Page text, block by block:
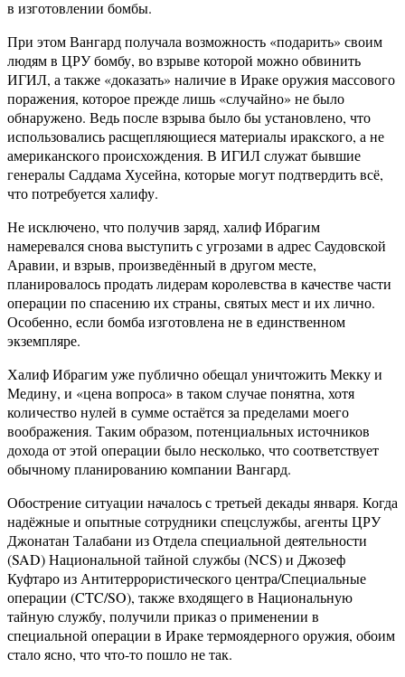
в изготовлении бомбы.
При этом Вангард получала возможность «подарить» своим
людям в ЦРУ бомбу, во взрыве которой можно обвинить
ИГИЛ, а также «доказать» наличие в Ираке оружия массового
поражения, которое прежде лишь «случайно» не было
обнаружено. Ведь после взрыва было бы установлено, что
использовались расщепляющиеся материалы иракского, а не
американского происхождения. В ИГИЛ служат бывшие
генералы Саддама Хусейна, которые могут подтвердить всё,
что потребуется халифу.
Не исключено, что получив заряд, халиф Ибрагим
намеревался снова выступить с угрозами в адрес Саудовской
Аравии, и взрыв, произведённый в другом месте,
планировалось продать лидерам королевства в качестве части
операции по спасению их страны, святых мест и их лично.
Особенно, если бомба изготовлена не в единственном
экземпляре.
Халиф Ибрагим уже публично обещал уничтожить Мекку и
Медину, и «цена вопроса» в таком случае понятна, хотя
количество нулей в сумме остаётся за пределами моего
воображения. Таким образом, потенциальных источников
дохода от этой операции было несколько, что соответствует
обычному планированию компании Вангард.
Обострение ситуации началось с третьей декады января. Когда
надёжные и опытные сотрудники спецслужбы, агенты ЦРУ
Джонатан Талабани из Отдела специальной деятельности
(SAD) Национальной тайной службы (NCS) и Джозеф
Куфтаро из Антитеррористического центра/Специальные
операции (CTC/SO), также входящего в Национальную
тайную службу, получили приказ о применении в
специальной операции в Ираке термоядерного оружия, обоим
стало ясно, что что-то пошло не так.